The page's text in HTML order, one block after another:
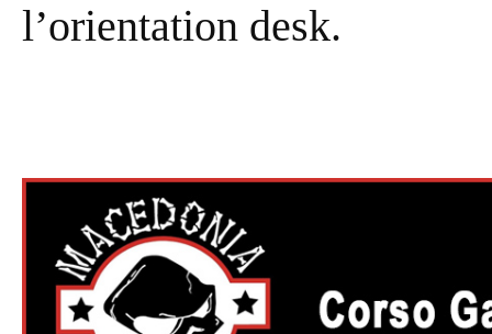
l’orientation desk.